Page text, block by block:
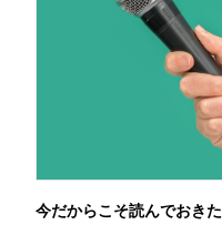
今だからこそ読んでおき